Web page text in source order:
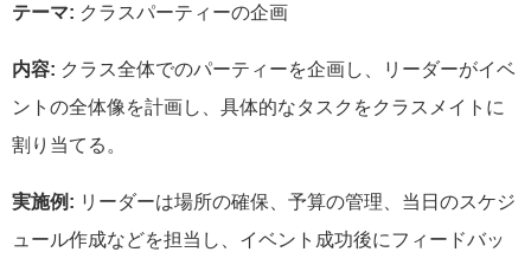
テーマ: クラスパーティーの企画
内容: クラス全体でのパーティーを企画し、リーダーがイベ
ントの全体像を計画し、具体的なタスクをクラスメイトに
割り当てる。
実施例: リーダーは場所の確保、予算の管理、当日のスケジ
ュール作成などを担当し、イベント成功後にフィードバッ